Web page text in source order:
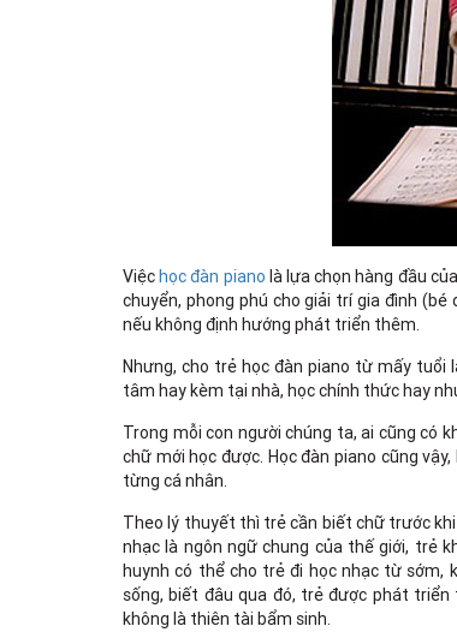
Việchọc đàn piano là lựa chọn hàng đầu
chuyển, phong phú cho giải trí gia đình
nếu không định hướng phát triển thêm.
Nhưng, cho trẻ học đàn piano từ mấy tuổi
tâm hay kèm tại nhà, học chính thức hay
Trong mỗi con người chúng ta, ai cũng có
chữ mới học được. Học đàn piano cũng
từng cá nhân.
Theo lý thuyết thì trẻ cần biết chữ trước
nhạc là ngôn ngữ chung của thế giới, trẻ
huynh có thể cho trẻ đi học nhạc từ sớm,
sống, biết đâu qua đó, trẻ được phát
không là thiên tài bẩm sinh.